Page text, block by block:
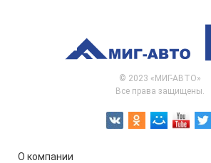
© 2023 «МИГ-АВТО»
Все права защищены.
О компании